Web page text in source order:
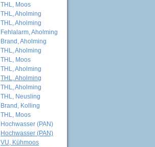
THL, Moos
THL, Aholming
THL, Aholming
Fehlalarm, Aholming
Brand, Aholming
THL, Aholming
THL, Moos
THL, Aholming
THL, Aholming
THL, Aholming
THL, Neusling
Brand, Kolling
THL, Moos
Hochwasser (PAN)
Hochwasser (PAN)
VU, Kühmoos